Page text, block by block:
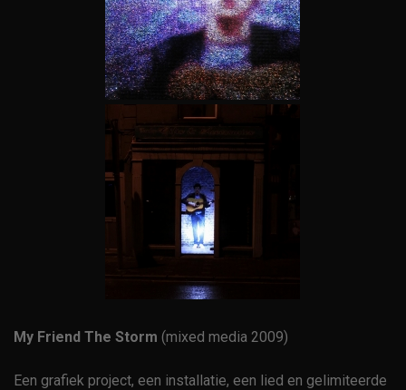
My Friend The Storm (mixed media 2009)
Een grafiek project, een installatie, een lied en gelimiteerde